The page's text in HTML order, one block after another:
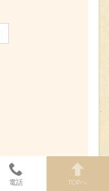
電話 TOPへ